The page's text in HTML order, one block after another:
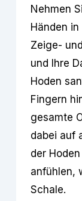
Nehmen
Händen
Zeige-
und Ihre
Hoden
Fingern
gesamte
dabei auf
der
anfühlen,
Schale.